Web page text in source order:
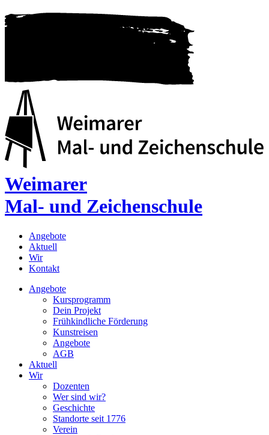
Weimarer
Mal- und Zeichenschule
Angebote
Aktuell
Wir
Kontakt
Angebote
Kursprogramm
Dein Projekt
Frühkindliche Förderung
Kunstreisen
Angebote
AGB
Aktuell
Wir
Dozenten
Wer sind wir?
Geschichte
Standorte seit 1776
Verein